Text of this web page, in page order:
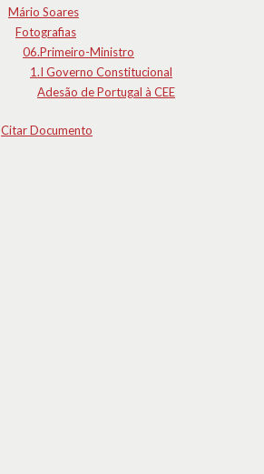
Mário Soares
Fotografias
06.Primeiro-Ministro
1.I Governo Constitucional
Adesão de Portugal à CEE
Citar Documento